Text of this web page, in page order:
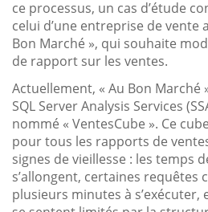
ce processus, un cas d’étude
celui d’une entreprise de vente
Bon Marché », qui souhaite
de rapport sur les ventes.
Actuellement, « Au Bon Marché
SQL Server Analysis Services
nommé « VentesCube ». Ce
pour tous les rapports de
signes de vieillesse : les temps
s’allongent, certaines requêtes
plusieurs minutes à s’exécuter,